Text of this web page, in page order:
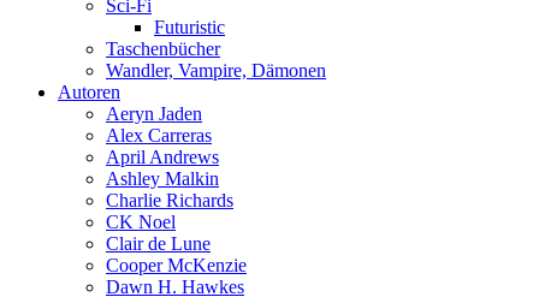
Sci-Fi
Futuristic
Taschenbücher
Wandler, Vampire, Dämonen
Autoren
Aeryn Jaden
Alex Carreras
April Andrews
Ashley Malkin
Charlie Richards
CK Noel
Clair de Lune
Cooper McKenzie
Dawn H. Hawkes